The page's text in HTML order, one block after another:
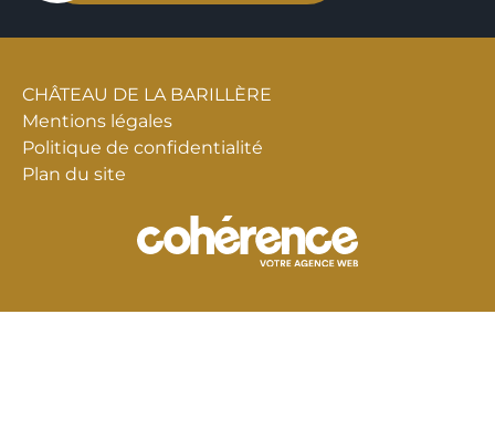
CHÂTEAU DE LA BARILLÈRE
Mentions légales
Politique de confidentialité
Plan du site